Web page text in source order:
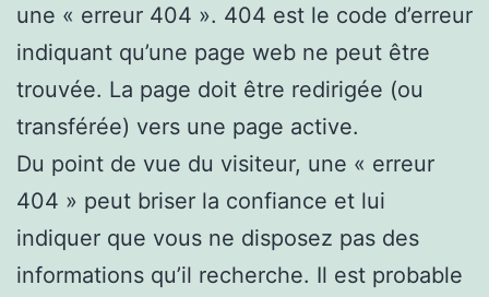
une « erreur 404 ». 404 est le code d’erreur
indiquant qu’une page web ne peut être
trouvée. La page doit être redirigée (ou
transférée) vers une page active.
Du point de vue du visiteur, une « erreur
404 » peut briser la confiance et lui
indiquer que vous ne disposez pas des
informations qu’il recherche. Il est probable